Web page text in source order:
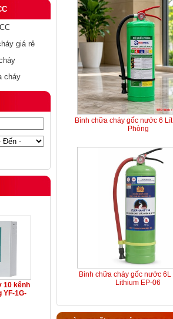
giá rẻ
cháy
10 kênh
YF-1G-
Bình chữa cháy gốc nước 6
Phòng
Bình chữa cháy gốc nước 6L
Lithium EP-06